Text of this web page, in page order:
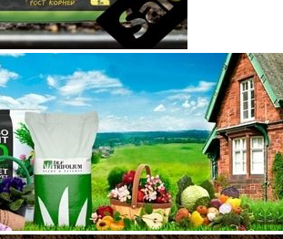
Курганская область
Курская область
Ленинградская область
Липецкая область
Магаданская область
Марий Эл